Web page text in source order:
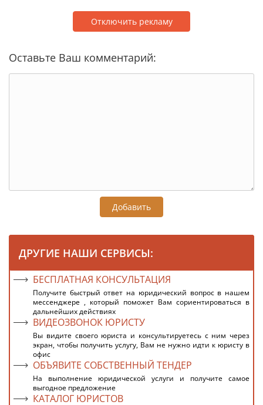
Отключить рекламу
Оставьте Ваш комментарий:
Добавить
ДРУГИЕ НАШИ СЕРВИСЫ:
БЕСПЛАТНАЯ КОНСУЛЬТАЦИЯ
Получите быстрый ответ на юридический вопрос в нашем
мессенджере , который поможет Вам сориентироваться в
дальнейших действиях
ВИДЕОЗВОНОК ЮРИСТУ
Вы видите своего юриста и консультируетесь с ним через
экран, чтобы получить услугу, Вам не нужно идти к юристу в
офис
ОБЪЯВИТЕ СОБСТВЕННЫЙ ТЕНДЕР
На выполнение юридической услуги и получите самое
выгодное предложение
КАТАЛОГ ЮРИСТОВ